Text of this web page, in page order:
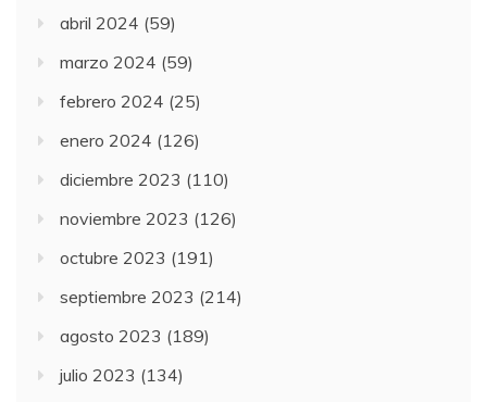
abril 2024 (59)
marzo 2024 (59)
febrero 2024 (25)
enero 2024 (126)
diciembre 2023 (110)
noviembre 2023 (126)
octubre 2023 (191)
septiembre 2023 (214)
agosto 2023 (189)
julio 2023 (134)